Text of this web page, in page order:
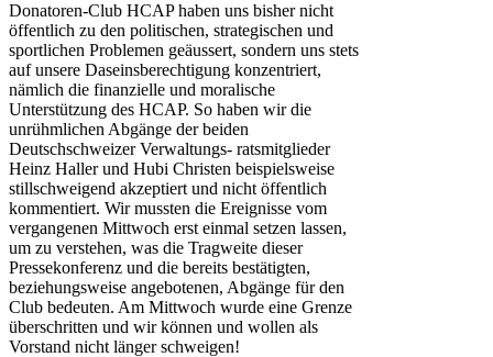
Donatoren-Club HCAP haben uns bisher nicht
öffentlich zu den politischen, strategischen und
sportlichen Problemen geäussert, sondern uns stets
auf unsere Daseinsberechtigung konzentriert,
nämlich die finanzielle und moralische
Unterstützung des HCAP. So haben wir die
unrühmlichen Abgänge der beiden
Deutschschweizer Verwaltungs- ratsmitglieder
Heinz Haller und Hubi Christen beispielsweise
stillschweigend akzeptiert und nicht öffentlich
kommentiert. Wir mussten die Ereignisse vom
vergangenen Mittwoch erst einmal setzen lassen,
um zu verstehen, was die Tragweite dieser
Pressekonferenz und die bereits bestätigten,
beziehungsweise angebotenen, Abgänge für den
Club bedeuten. Am Mittwoch wurde eine Grenze
überschritten und wir können und wollen als
Vorstand nicht länger schweigen!